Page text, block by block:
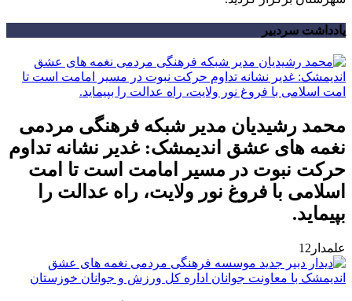
یادداشت سردبیر
محمد رشیدیان مدیر شبکه فرهنگی مردمی
نغمه های عشق اندیمشک: غدیر نشانه تداوم
حرکت نبوت در مسیر امامت است تا امت
اسلامی با فروغ نور ولایت، راه عدالت را
بپیماید.
علمدار12